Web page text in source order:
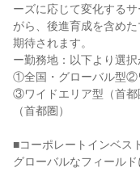
ーズに応じて変化する
がら、後進育成を含め
期待されます。
ー勤務地：以下より選
①全国・グローバル型②
③ワイドエリア型（首
（首都圏）
■コーポレートインベス
グローバルなフィール